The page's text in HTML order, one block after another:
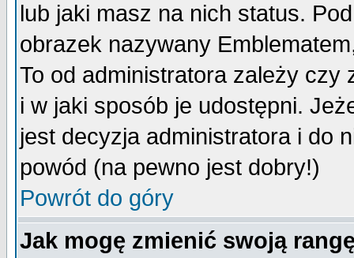
lub jaki masz na nich status.
obrazek nazywany
To od administratora zależy czy
i w jaki sposób je udostępni.
jest decyzja administratora i do
powód (na pewno jest dobry!)
Powrót do góry
Jak mogę zmienić swoją